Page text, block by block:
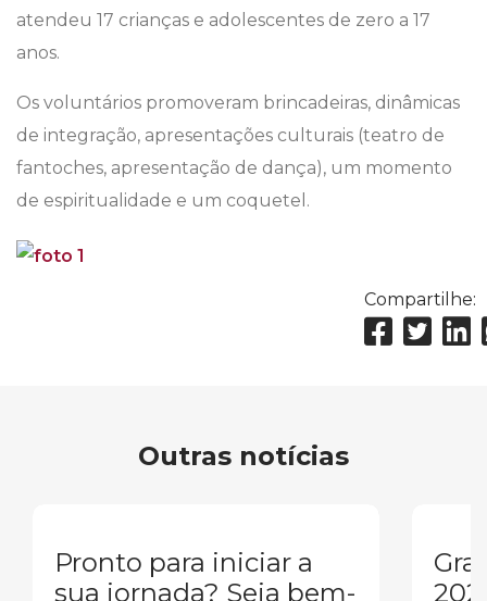
atendeu 17 crianças e adolescentes de zero a 17
anos.
Os voluntários promoveram brincadeiras, dinâmicas
de integração, apresentações culturais (teatro de
fantoches, apresentação de dança), um momento
de espiritualidade e um coquetel.
Compartilhe:
Outras notícias
Pronto para iniciar a
sua jornada? Seja bem-